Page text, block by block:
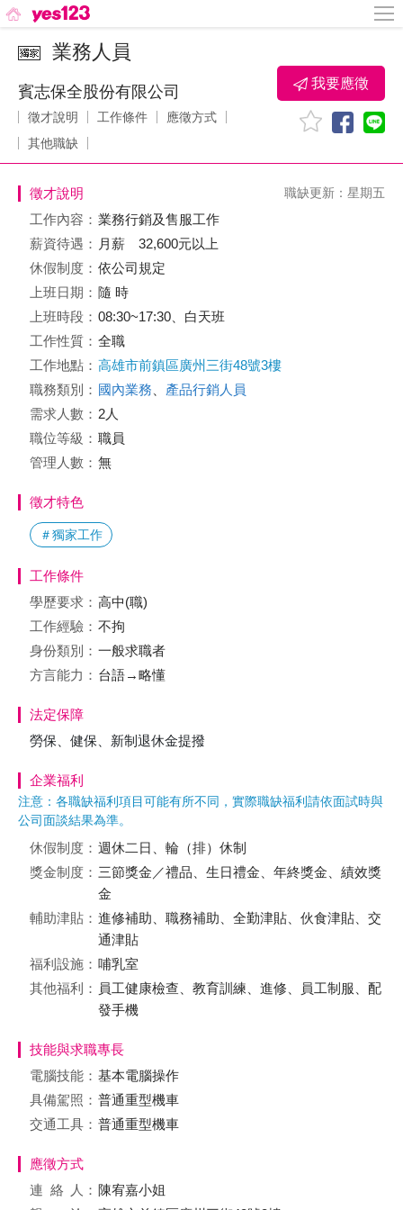
業務人員
賓志保全股份有限公司
徵才說明 工作條件
應徵方式
其他職缺
我要應徵
徵才說明 職缺更新：星期五
工作內容： 業務行銷及售服工作
薪資待遇： 月薪 32,600元以上
休假制度： 依公司規定
上班日期： 隨 時
上班時段： 08:30~17:30、白天班
工作性質： 全職
工作地點： 高雄市前鎮區廣州三街48號3樓
職務類別： 國內業務
產品行銷人員
需求人數： 2人
職位等級： 職員
管理人數： 無
徵才特色
＃獨家工作
工作條件
學歷要求： 高中(職)
工作經驗： 不拘
身份類別： 一般求職者
方言能力： 台語→略懂
法定保障
勞保、健保、新制退休金提撥
企業福利
注意：各職缺福利項目可能有所不同，實際職缺福利請依面試時與
公司面談結果為準。
休假制度： 週休二日、輪（排）休制
獎金制度： 三節獎金／禮品、生日禮金、年終獎金、績效獎
金
輔助津貼： 進修補助、職務補助、全勤津貼、伙食津貼、交
通津貼
福利設施： 哺乳室
其他福利： 員工健康檢查、教育訓練、進修、員工制服、配
發手機
技能與求職專長
電腦技能： 基本電腦操作
具備駕照： 普通重型機車
交通工具： 普通重型機車
應徵方式
連絡
人： 陳宥嘉小姐